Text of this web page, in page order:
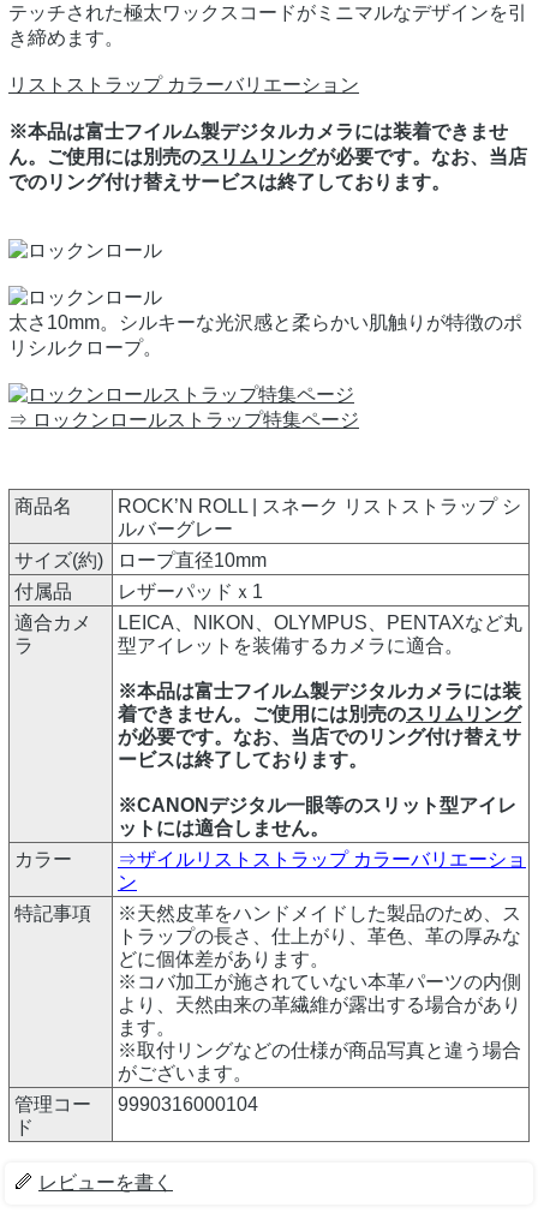
テッチされた極太ワックスコードがミニマルなデザインを引
き締めます。
リストストラップ カラーバリエーション
※本品は富士フイルム製デジタルカメラには装着できませ
ん。ご使用には別売のスリムリングが必要です。なお、当店
でのリング付け替えサービスは終了しております。
太さ10mm。シルキーな光沢感と柔らかい肌触りが特徴のポ
リシルクロープ。
⇒ ロックンロールストラップ特集ページ
商品名
ROCK’N ROLL | スネーク リストストラップ シ
ルバーグレー
サイズ(約)
ロープ直径10mm
付属品
レザーパッドｘ1
適合カメ
ラ
LEICA、NIKON、OLYMPUS、PENTAXなど丸
型アイレットを装備するカメラに適合。
※本品は富士フイルム製デジタルカメラには装
着できません。ご使用には別売のスリムリング
が必要です。なお、当店でのリング付け替えサ
ービスは終了しております。
※CANONデジタル一眼等のスリット型アイレ
ットには適合しません。
カラー
⇒ザイルリストストラップ カラーバリエーショ
ン
特記事項
※天然皮革をハンドメイドした製品のため、ス
トラップの長さ、仕上がり、革色、革の厚みな
どに個体差があります。
※コバ加工が施されていない本革パーツの内側
より、天然由来の革繊維が露出する場合があり
ます。
※取付リングなどの仕様が商品写真と違う場合
がございます。
管理コー
ド
9990316000104
レビューを書く